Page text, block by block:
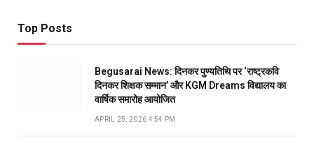
Top Posts
Begusarai News: दिनकर पुण्यतिथि पर ‘राष्ट्रकवि
दिनकर शिक्षक सम्मान’ और KGM Dreams विद्यालय का
वार्षिक समारोह आयोजित
APRIL 25, 2026 4:54 PM